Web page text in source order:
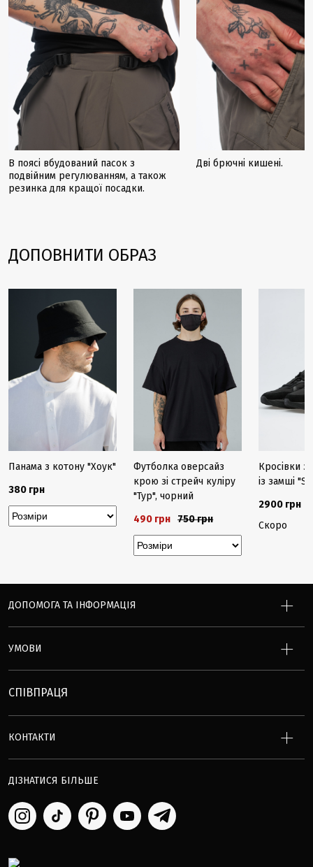
В поясі вбудований пасок з
подвійним регулюванням, а також
резинка для кращої посадки.
Дві брючні кишені.
ДОПОВНИТИ ОБРАЗ
Панама з котону "Хоук"
380 грн
Футболка оверсайз
крою зі стрейч куліру
"Тур", чорний
490 грн 750 грн
Кросівки
із замші
2900 грн
Скоро
ДОПОМОГА ТА ІНФОРМАЦІЯ
УМОВИ
СПІВПРАЦЯ
КОНТАКТИ
ДІЗНАТИСЯ БІЛЬШЕ